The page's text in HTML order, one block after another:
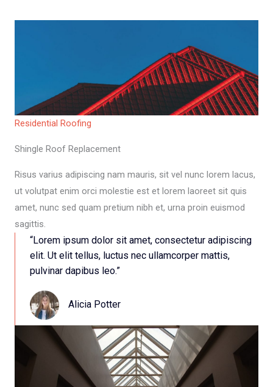
Residential Roofing
Shingle Roof Replacement​
Risus varius adipiscing nam mauris, sit vel nunc lorem lacus,
ut volutpat enim orci molestie est et lorem laoreet sit quis
amet, nunc sed quam pretium nibh et, urna proin euismod
sagittis.
“Lorem ipsum dolor sit amet, consectetur adipiscing
elit. Ut elit tellus, luctus nec ullamcorper mattis,
pulvinar dapibus leo.”​
Alicia Potter​